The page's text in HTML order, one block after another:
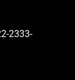
2333-